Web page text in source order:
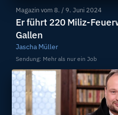
Magazin vom8. / 9. Juni 2024
Er führt 220 Miliz-
Gallen
Jascha Müller
Sendung: Mehr als nur ein Job